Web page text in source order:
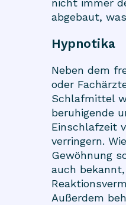
nicht immer
abgebaut,
Hypnotika
Neben dem
oder
Schlafmittel
beruhigende
Einschlafzeit
verringern.
Gewöhnung
auch
Außerdem